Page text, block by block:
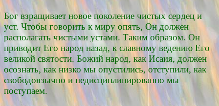
Бог взращивает новое поколение чистых сердец и
уст. Чтобы говорить к миру опять, Он должен
располагать чистыми устами. Таким образом. Он
приводит Его народ назад, к славному ведению Его
великой святости. Божий народ, как Исаия, должен
осознать, как низко мы опустились, отступили, как
свободоязычно и недисциплинированно мы
поступаем.